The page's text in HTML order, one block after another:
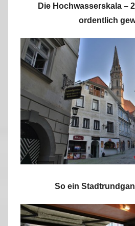
Die Hochwasserskala –
ordentlich
So ein